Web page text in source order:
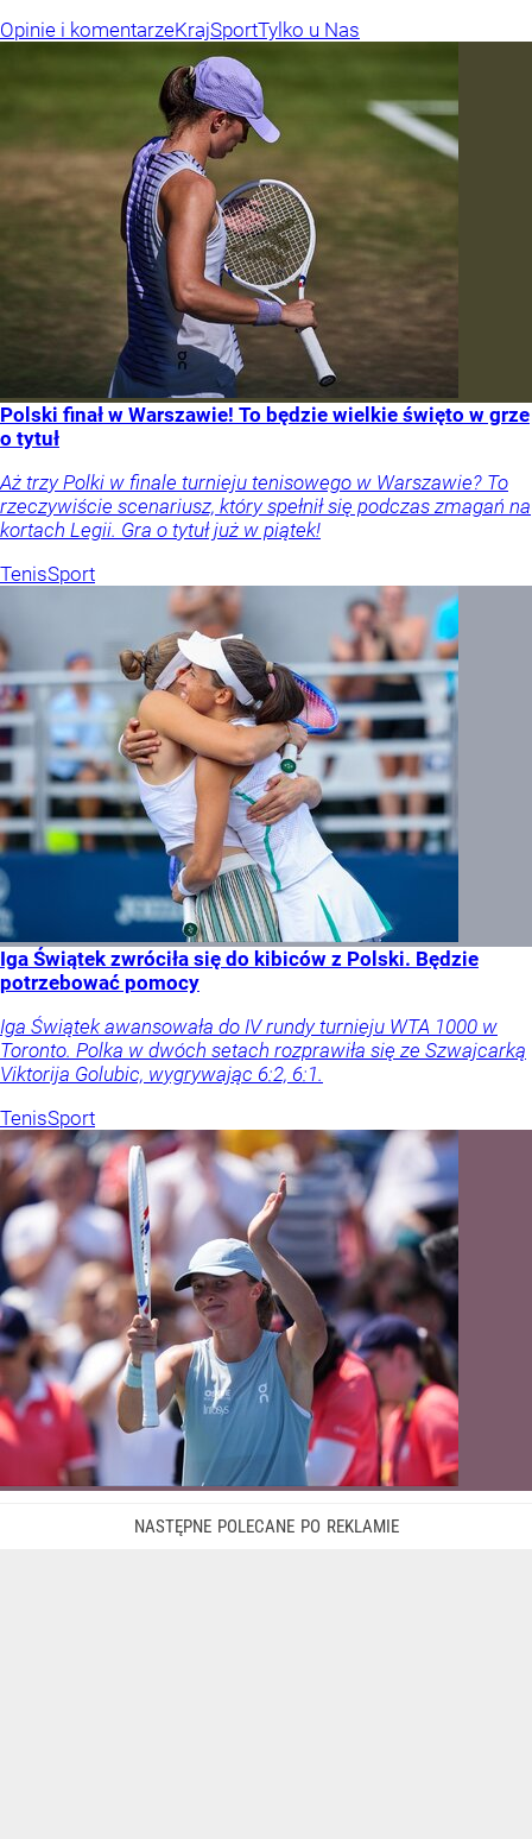
Opinie i komentarzeKrajSportTylko u Nas
Polski finał w Warszawie! To będzie wielkie święto w grze
o tytuł
Aż trzy Polki w finale turnieju tenisowego w Warszawie? To
rzeczywiście scenariusz, który spełnił się podczas zmagań na
kortach Legii. Gra o tytuł już w piątek!
TenisSport
Iga Świątek zwróciła się do kibiców z Polski. Będzie
potrzebować pomocy
Iga Świątek awansowała do IV rundy turnieju WTA 1000 w
Toronto. Polka w dwóch setach rozprawiła się ze Szwajcarką
Viktorija Golubic, wygrywając 6:2, 6:1.
TenisSport